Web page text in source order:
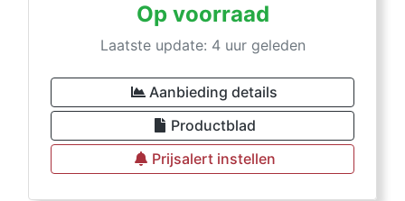
Op voorraad
Laatste update: 4 uur geleden
Aanbieding details
Productblad
Prijsalert instellen